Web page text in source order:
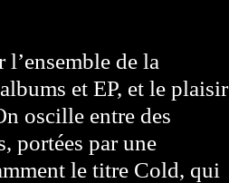
l’ensemble de la
et EP, et le plaisir
oscille entre des
portées par une
le titre Cold, qui